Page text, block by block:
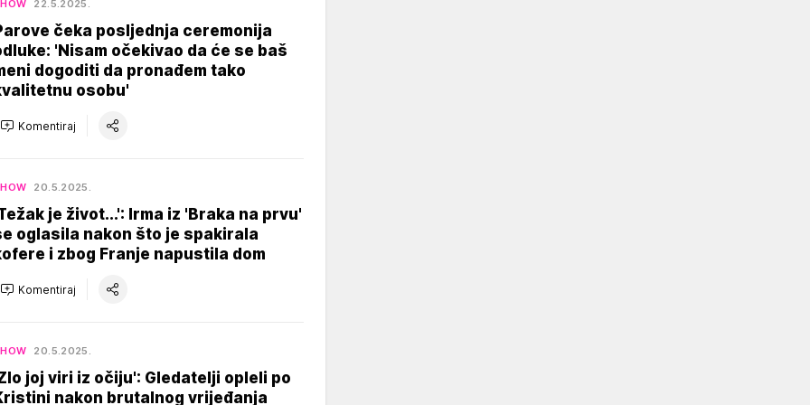
22.5.2025.
čeka posljednja ceremonija
'Nisam očekivao da će se baš
dogoditi da pronađem tako
osobu'
Komentiraj
20.5.2025.
je život...': Irma iz 'Braka na prvu'
oglasila nakon što je spakirala
i zbog Franje napustila dom
Komentiraj
20.5.2025.
joj viri iz očiju': Gledatelji opleli po
nakon brutalnog vrijeđanja